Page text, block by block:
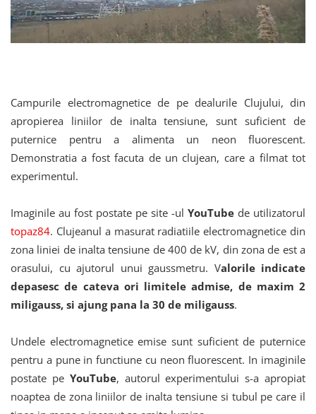
Campurile electromagnetice de pe dealurile Clujului, din
apropierea liniilor de inalta tensiune, sunt suficient de
puternice pentru a alimenta un neon fluorescent.
Demonstratia a fost facuta de un clujean, care a filmat tot
experimentul.
Imaginile au fost postate pe site -ul YouTube de utilizatorul
topaz84. Clujeanul a masurat radiatiile electromagnetice din
zona liniei de inalta tensiune de 400 de kV, din zona de est a
orasului, cu ajutorul unui gaussmetru. Valorile indicate
depasesc de cateva ori limitele admise, de maxim 2
miligauss, si ajung pana la 30 de miligauss.
Undele electromagnetice emise sunt suficient de puternice
pentru a pune in functiune cu neon fluorescent. In imaginile
postate pe YouTube, autorul experimentului s-a apropiat
noaptea de zona liniilor de inalta tensiune si tubul pe care il